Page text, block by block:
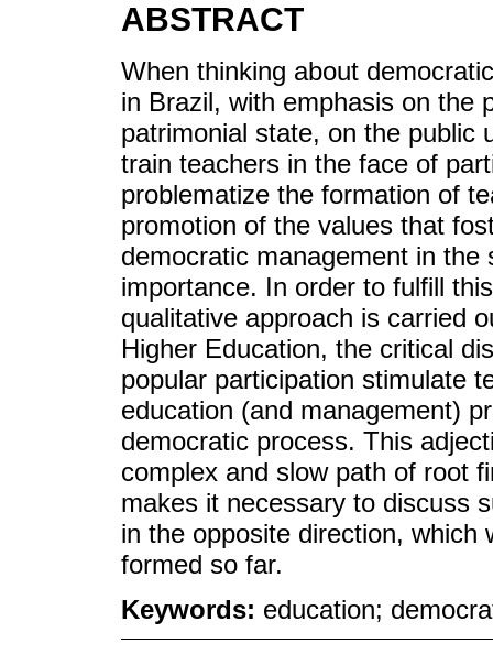
ABSTRACT
When thinking about
in Brazil, with emphasis on the
patrimonial state, on the public
train teachers in the face of
problematize the formation of
promotion of the values that
democratic management in
importance. In order to fulfill
qualitative approach is carried
Higher Education, the critical
popular participation stimulate
education (and management)
democratic process. This
complex and slow path of root
makes it necessary to discuss
in the opposite direction, which
formed so far.
Keywords: education;